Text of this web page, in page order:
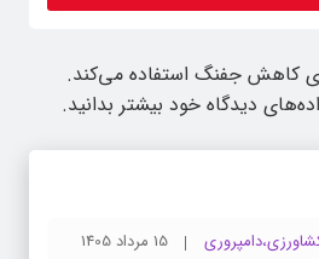
کاهش جفنگ استفاده می‌کند.
دیدگاه خود بیشتر بدانید.
15 مرداد 1405